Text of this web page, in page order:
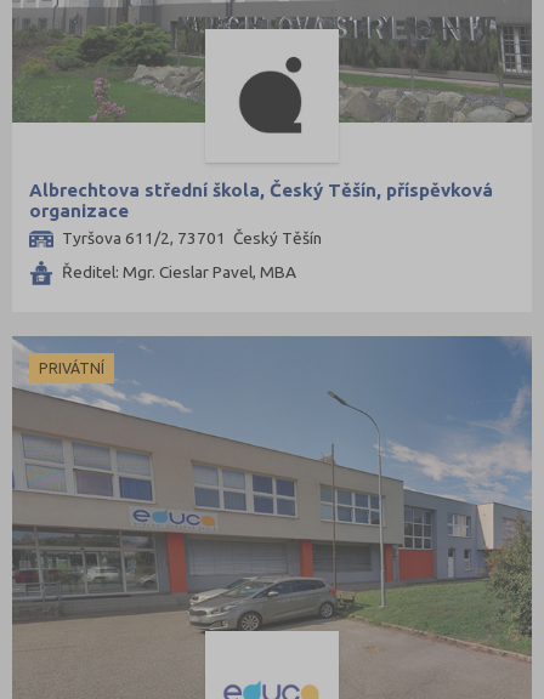
Svitavy (7)
Šumperk (9)
Tábor (8)
Tachov (3)
Trutnov (11)
Třebíč (7)
Uherské Hradiště (10)
Ústí nad Orlicí (12)
Vsetín (11)
Zlín (13)
Znojmo (8)
Žďár nad Sázavou (13)
Moravskoslezský kraj
Albrechtova střední škola, Český Těšín, příspěvková
organizace
Tyršova 611/2, 73701 Český Těšín
Ředitel: Mgr. Cieslar Pavel, MBA
PRIVÁTNÍ